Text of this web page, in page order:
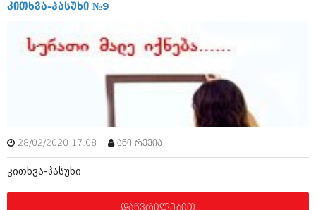
სექტემბერი 2017 (261)
აგვისტო 2017 (212)
ივნისი 2017 (265)
მაისი 2017 (216)
მარტი 2017 (212)
თებერვალი 2017 (205)
იანვარი 2017 (246)
დეკემბერი 2016 (207)
კითხვა-პასუხი №9
28/02/2020 17:08 ანი რევია
კითხვა-პასუხი
დაწვრილებით